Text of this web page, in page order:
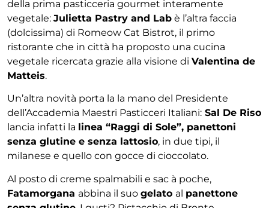
della prima pasticceria gourmet interamente
vegetale: Julietta Pastry and Lab è l’altra faccia
(dolcissima) di Romeow Cat Bistrot, il primo
ristorante che in città ha proposto una cucina
vegetale ricercata grazie alla visione di Valentina de
Matteis.
Un’altra novità porta la la mano del Presidente
dell’Accademia Maestri Pasticceri Italiani: Sal De Riso
lancia infatti la linea “Raggi di Sole”, panettoni
senza glutine e senza lattosio, in due tipi, il
milanese e quello con gocce di cioccolato.
Al posto di creme spalmabili e sac à poche,
Fatamorgana abbina il suo gelato al panettone